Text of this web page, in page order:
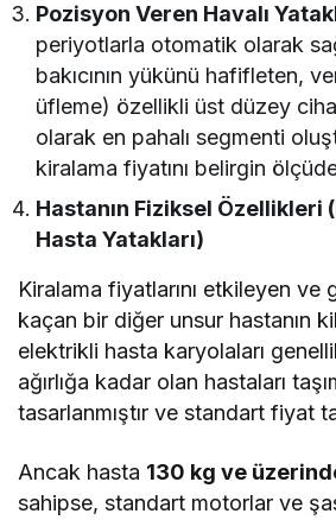
Pozisyon Veren Havalı
periyotlarla otomatik olarak
bakıcının yükünü hafifleten,
üfleme) özellikli üst düzey
olarak en pahalı segmenti
kiralama fiyatını belirgin ölçüde
Hastanın Fiziksel Özellikleri
Hasta Yatakları)
Kiralama fiyatlarını etkileyen ve
kaçan bir diğer unsur hastanın
elektrikli hasta karyolaları
ağırlığa kadar olan hastaları
tasarlanmıştır ve standart fiyat
Ancak hasta 130 kg ve
sahipse, standart motorlar ve